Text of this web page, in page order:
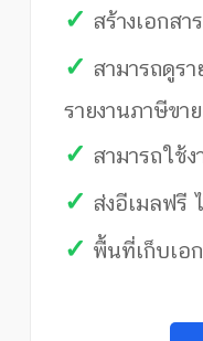
✓ สร้างเอกส
✓ สามารถดูร
รายงานภาษีขา
✓ สามารถใช้
✓ ส่งอีเมลฟรี
✓ พื้นที่เก็บเอ